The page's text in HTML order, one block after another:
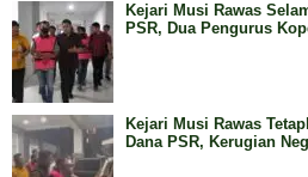
Kejari Musi Rawas
PSR, Dua Pengurus
Kejari Musi Rawas
Dana PSR, Kerugian